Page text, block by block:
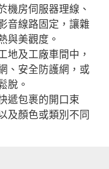
機房伺服器理線、
音線路固定，讓雜
與美觀度。
地及工廠車間中，
、安全防護網，或
脫。
遞包裹的開口束
及顏色或類別不同